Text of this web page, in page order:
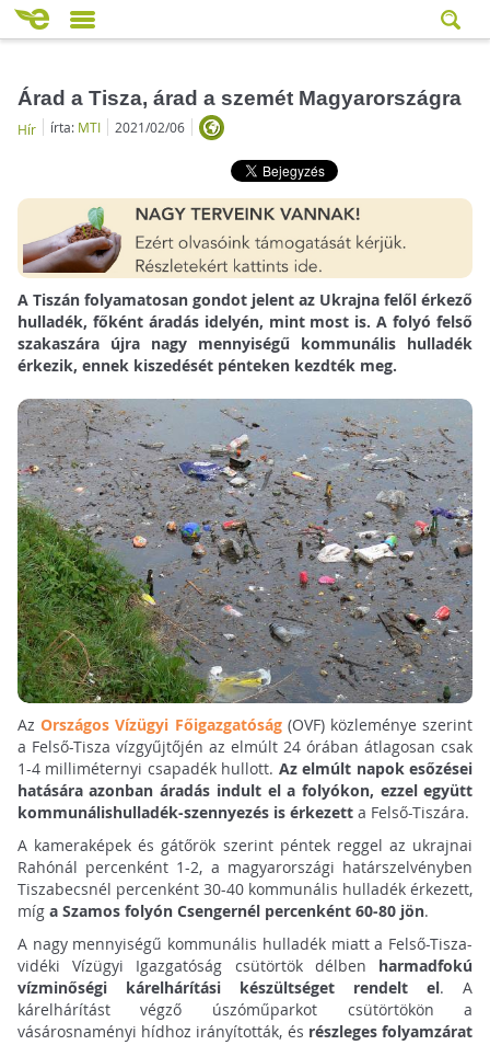
Árad a Tisza, árad a szemét Magyarországra
Hír írta: MTI 2021/02/06
A Tiszán folyamatosan gondot jelent az Ukrajna felől érkező
hulladék, főként áradás idelyén, mint most is. A folyó felső
szakaszára újra nagy mennyiségű kommunális hulladék
érkezik, ennek kiszedését pénteken kezdték meg.
Az Országos Vízügyi Főigazgatóság(OVF) közleménye szerint
a Felső-Tisza vízgyűjtőjén az elmúlt 24 órában átlagosan csak
1-4 milliméternyi csapadék hullott. Az elmúlt napok esőzései
hatására azonban áradás indult el a folyókon, ezzel együtt
kommunálishulladék-szennyezés is érkezetta Felső-Tiszára.
A kameraképek és gátőrök szerint péntek reggel az ukrajnai
Rahónál percenként 1-2, a magyarországi határszelvényben
Tiszabecsnél percenként 30-40 kommunális hulladék érkezett,
míg a Szamos folyón Csengernél percenként 60-80 jön.
A nagy mennyiségű kommunális hulladék miatt a Felső-Tisza-
vidéki Vízügyi Igazgatóság csütörtök délben harmadfokú
vízminőségi kárelhárítási készültséget rendelt el. A
kárelhárítást végző úszóműparkot csütörtökön a
vásárosnaményi hídhoz irányították, és részleges folyamzárat